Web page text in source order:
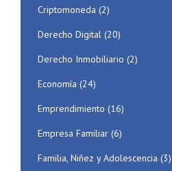
Criptomoneda (2)
Derecho Digital (20)
Derecho Inmobiliario (2)
Economía (24)
Emprendimiento (16)
Empresa Familiar (6)
Familia, Niñez y Adolescencia (3)